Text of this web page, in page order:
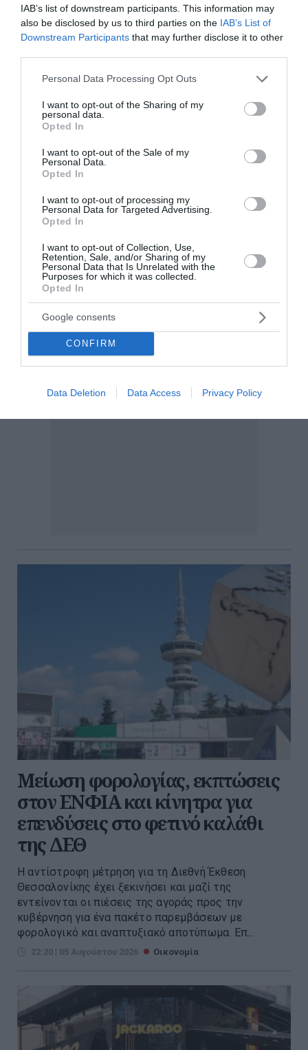
IAB’s list of downstream participants. This information may
also be disclosed by us to third parties on the IAB’s List of
Downstream Participants that may further disclose it to other
Please note that this website/app uses one or more Google
not limited to your visit or usage behaviour. You may click to
grant or deny consent to Google and its third-party tags to
use your data for below specified purposes in below Google
consent section.
Personal Data Processing Opt Outs
I want to opt-out of the Sharing of my
personal data.
Opted In
I want to opt-out of the Sale of my
Personal Data.
Opted In
I want to opt-out of processing my
Personal Data for Targeted Advertising.
Opted In
I want to opt-out of Collection, Use,
Retention, Sale, and/or Sharing of my
Personal Data that Is Unrelated with the
Purposes for which it was collected.
Opted In
Google consents
CONFIRM
Data Deletion Data Access Privacy Policy
Την ανάγκη να επιταχύνει η Ευρώπη τις
μεταρρυθμίσεις, να διοχετεύσει τις αποταμιεύσεις
της σε παραγωγικές επενδύσεις και να προχωρήσει
στην ολοκλήρωση της Τραπεζικής Ένωσης
Μείωση φορολογίας, εκπτώσεις
στον ΕΝΦΙΑ και κίνητρα για
επενδύσεις στο φετινό καλάθι
της ΔΕΘ
Η αντίστροφη μέτρηση για τη Διεθνή Έκθεση
Θεσσαλονίκης έχει ξεκινήσει και μαζί της
εντείνονται οι πιέσεις της αγοράς προς την
κυβέρνηση για ένα πακέτο παρεμβάσεων με
φορολογικό και αναπτυξιακό αποτύπωμα. Επ...
22:20 | 05 Αυγούστου 2026 Οικονομία